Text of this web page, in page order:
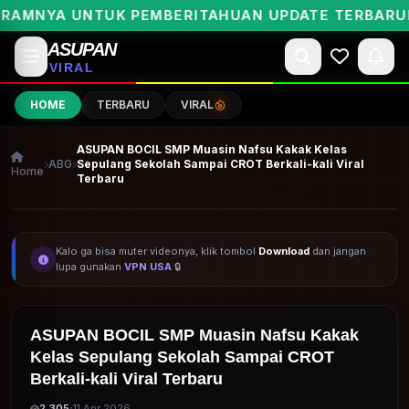
UNTUK PEMBERITAHUAN UPDATE TERBARUNYA
ASUPAN
VIRAL
HOME TERBARU VIRAL
Home
ABG
ASUPAN BOCIL SMP Muasin Nafsu Kakak Kelas
Sepulang Sekolah Sampai CROT Berkali-kali Viral
Terbaru
Kalo ga bisa muter videonya, klik tombol Download dan jangan
lupa gunakan VPN USA 🔒
ASUPAN BOCIL SMP Muasin Nafsu Kakak
Kelas Sepulang Sekolah Sampai CROT
Berkali-kali Viral Terbaru